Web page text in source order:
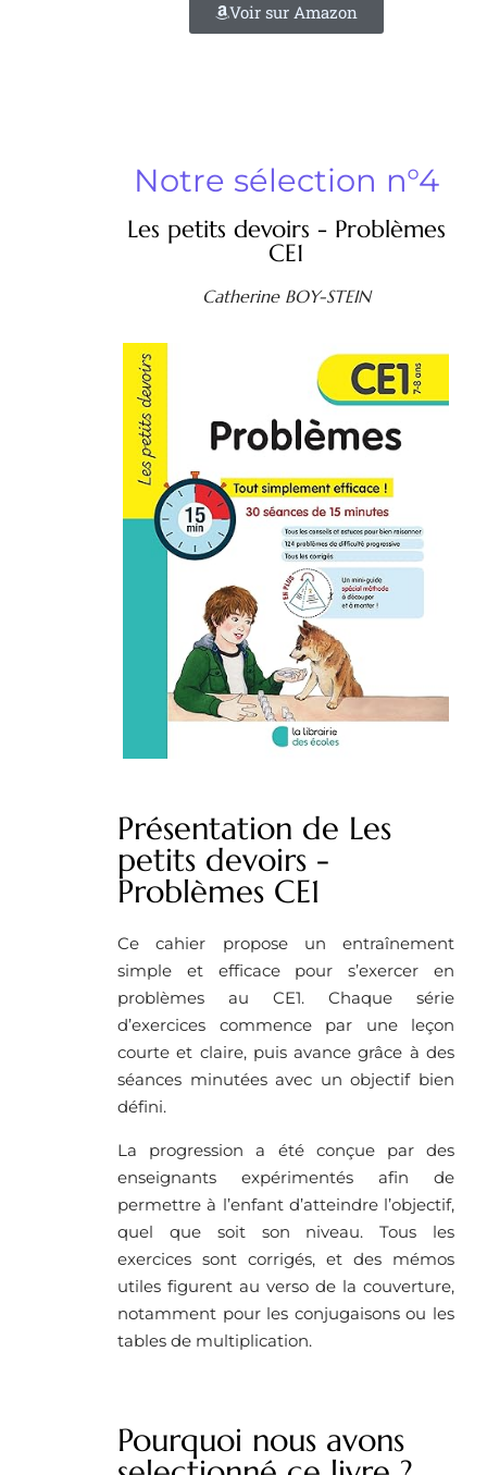
Voir sur Amazon
Notre sélection n°4
Les petits devoirs - Problèmes
CE1
Catherine BOY-STEIN
Présentation de Les
petits devoirs -
Problèmes CE1
Ce cahier propose un entraînement
simple et efficace pour s’exercer en
problèmes au CE1. Chaque série
d’exercices commence par une leçon
courte et claire, puis avance grâce à des
séances minutées avec un objectif bien
défini.
La progression a été conçue par des
enseignants expérimentés afin de
permettre à l’enfant d’atteindre l’objectif,
quel que soit son niveau. Tous les
exercices sont corrigés, et des mémos
utiles figurent au verso de la couverture,
notamment pour les conjugaisons ou les
tables de multiplication.
Pourquoi nous avons